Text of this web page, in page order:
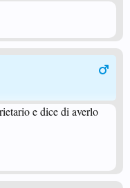
e dice di averlo